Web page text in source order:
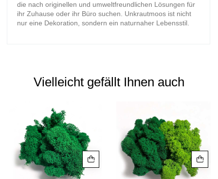
die nach originellen und umweltfreundlichen Lösungen für
ihr Zuhause oder ihr Büro suchen. Unkrautmoos ist nicht
nur eine Dekoration, sondern ein naturnaher Lebensstil.
Anmeldung Dekoracja
Leistung 5kg na m2
Farbe Weiß
Kurier DPD 19.99 zł
Vielleicht gefällt Ihnen auch